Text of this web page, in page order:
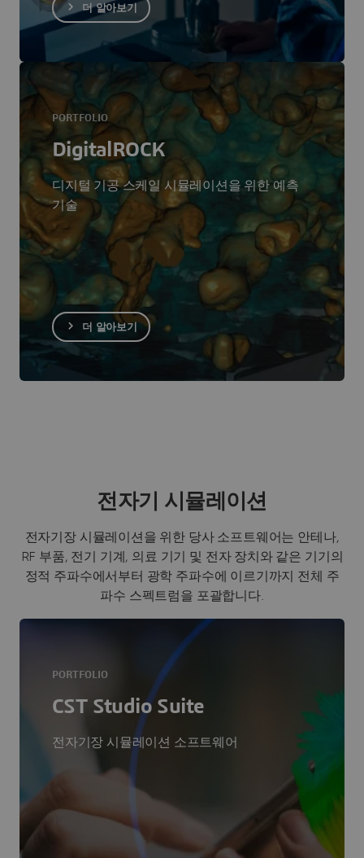
더 알아보기
PORTFOLIO
DigitalROCK
디지털 기공 스케일 시뮬레이션을 위한 예측
기술
더 알아보기
전자기 시뮬레이션
전자기장 시뮬레이션을 위한 당사 소프트웨어는 안테나,
RF 부품, 전기 기계, 의료 기기 및 전자 장치와 같은 기기의
정적 주파수에서부터 광학 주파수에 이르기까지 전체 주
파수 스펙트럼을 포괄합니다.
PORTFOLIO
CST Studio Suite
전자기장 시뮬레이션 소프트웨어